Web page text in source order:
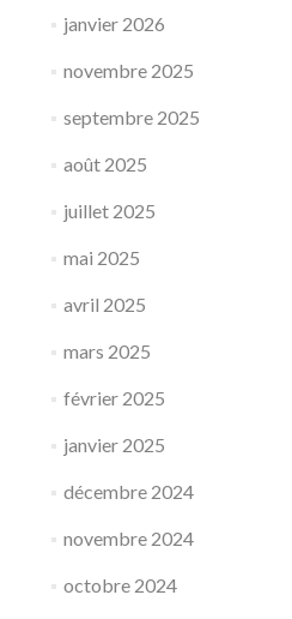
janvier 2026
novembre 2025
septembre 2025
août 2025
juillet 2025
mai 2025
avril 2025
mars 2025
février 2025
janvier 2025
décembre 2024
novembre 2024
octobre 2024